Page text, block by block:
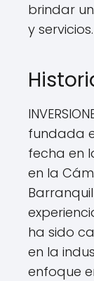
brindar
y servicios.
fundada
fecha en
en la
ha sido
en la
enfoque